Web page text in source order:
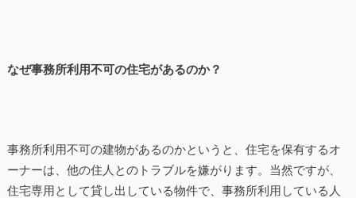
なぜ事務所利用不可の住宅があるのか？
事務所利用不可の建物があるのかというと、住宅を保有するオ
ーナーは、他の住人とのトラブルを嫌がります。当然ですが、
住宅専用として貸し出している物件で、事務所利用している人